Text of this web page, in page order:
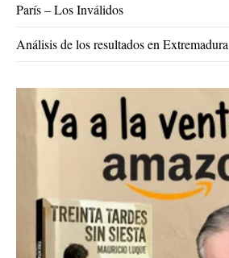
París – Los Inválidos
Análisis de los resultados en Extremadura